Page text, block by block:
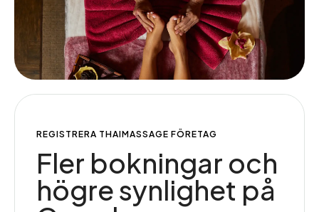
REGISTRERA THAIMASSAGE FÖRETAG
Fler bokningar och
högre synlighet på